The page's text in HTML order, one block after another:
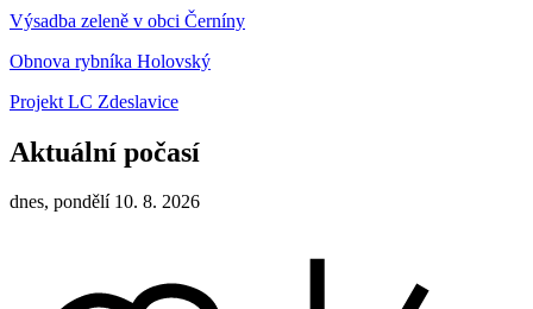
Výsadba zeleně v obci Černíny
Obnova rybníka Holovský
Projekt LC Zdeslavice
Aktuální počasí
dnes, pondělí 10. 8. 2026